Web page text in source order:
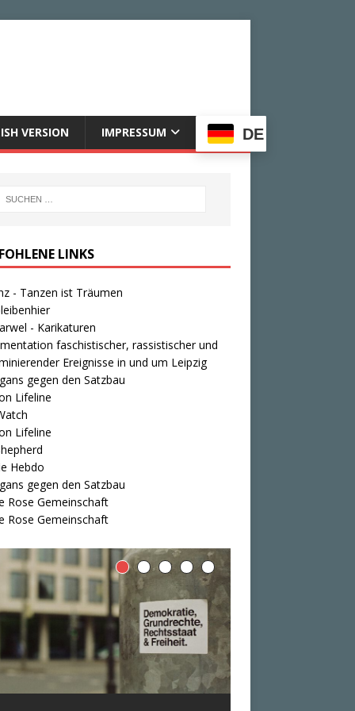
VERSION IMPRESSUM DE
LINKS
- Tanzen ist Träumen
- Karikaturen
faschistischer, rassistischer und
Ereignisse in und um Leipzig
gegen den Satzbau
Lifeline
Lifeline
Hebdo
gegen den Satzbau
Rose Gemeinschaft
Rose Gemeinschaft